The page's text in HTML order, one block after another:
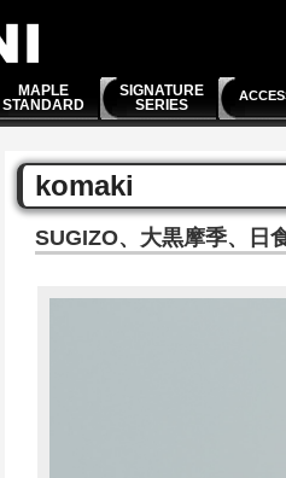
MAPLE
STANDARD
SIGNATURE
SERIES
komaki
SUGIZO、大黒摩季、日